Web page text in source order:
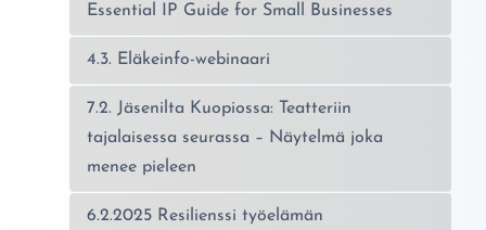
Essential IP Guide for Small Businesses
4.3. Eläkeinfo-webinaari
7.2. Jäsenilta Kuopiossa: Teatteriin
tajalaisessa seurassa – Näytelmä joka
menee pieleen
6.2.2025 Resilienssi työelämän